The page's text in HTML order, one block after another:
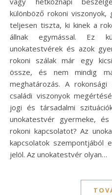
különböző rokoni viszonyok,
teljesen tiszta, ki kinek a
állnak egymással. Ez
unokatestvérek és azok
rokoni szálak már egy
össze, és nem mindig
meghatározás. A
családi viszonyok
jogi és társadalmi
unokatestvér gyermeke,
rokoni kapcsolatot? Az
kapcsolatok szempontjából
jelöl. Az unokatestvér olyan…